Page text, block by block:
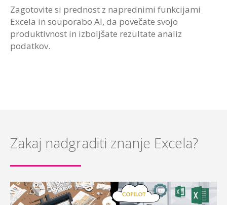
Zagotovite si prednost z naprednimi funkcijami
Excela in souporabo AI, da povečate svojo
produktivnost in izboljšate rezultate analiz
podatkov.
Zakaj nadgraditi znanje Excela?